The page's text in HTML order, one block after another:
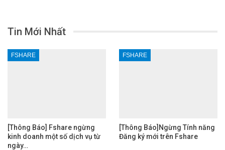
Tin Mới Nhất
FSHARE
[Thông Báo] Fshare ngừng
kinh doanh một số dịch vụ từ
ngày…
FSHARE
[Thông Báo]Ngừng Tính năng
Đăng ký mới trên Fshare